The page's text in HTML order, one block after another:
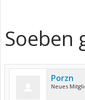
Soeben
Porzn
Neues